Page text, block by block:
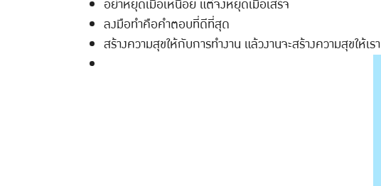
อย่าหยุดเมื่อเหนื่อย แต่จงหยุดเมื่อเสร็จ
ลงมือทำคือคำตอบที่ดีที่สุด
สร้างความสุขให้กับการทำงาน แล้วงานจะสร้างความสุขให้เรา